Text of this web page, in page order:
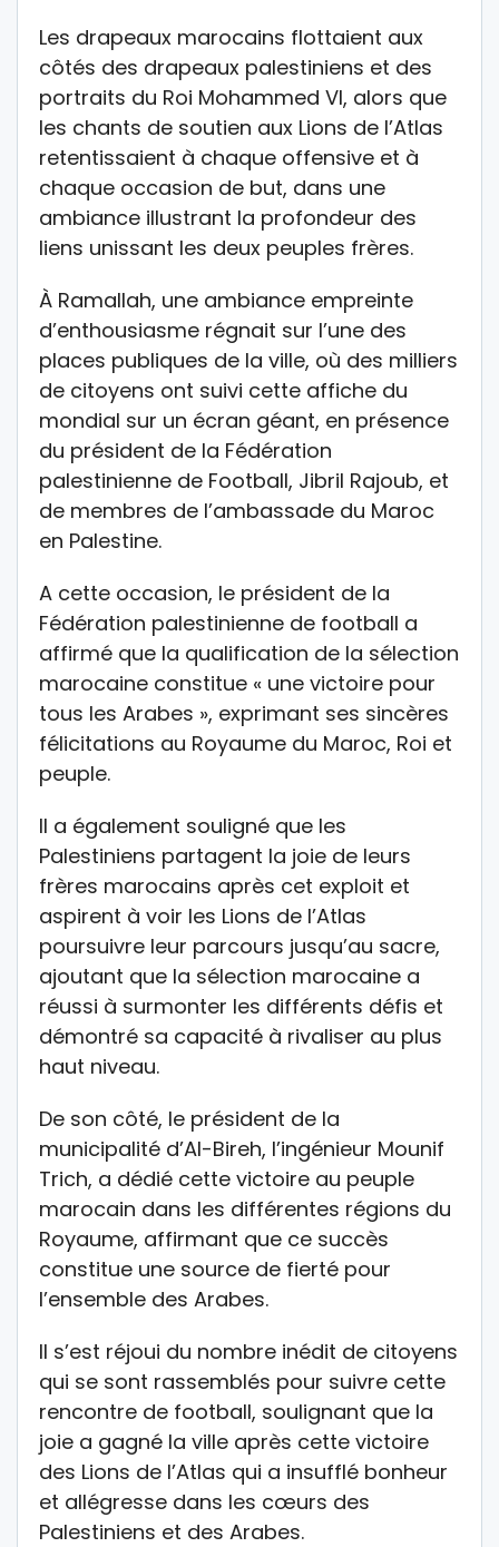
Les drapeaux marocains flottaient aux
côtés des drapeaux palestiniens et des
portraits du Roi Mohammed VI, alors que
les chants de soutien aux Lions de l’Atlas
retentissaient à chaque offensive et à
chaque occasion de but, dans une
ambiance illustrant la profondeur des
liens unissant les deux peuples frères.
À Ramallah, une ambiance empreinte
d’enthousiasme régnait sur l’une des
places publiques de la ville, où des milliers
de citoyens ont suivi cette affiche du
mondial sur un écran géant, en présence
du président de la Fédération
palestinienne de Football, Jibril Rajoub, et
de membres de l’ambassade du Maroc
en Palestine.
A cette occasion, le président de la
Fédération palestinienne de football a
affirmé que la qualification de la sélection
marocaine constitue « une victoire pour
tous les Arabes », exprimant ses sincères
félicitations au Royaume du Maroc, Roi et
peuple.
Il a également souligné que les
Palestiniens partagent la joie de leurs
frères marocains après cet exploit et
aspirent à voir les Lions de l’Atlas
poursuivre leur parcours jusqu’au sacre,
ajoutant que la sélection marocaine a
réussi à surmonter les différents défis et
démontré sa capacité à rivaliser au plus
haut niveau.
De son côté, le président de la
municipalité d’Al-Bireh, l’ingénieur Mounif
Trich, a dédié cette victoire au peuple
marocain dans les différentes régions du
Royaume, affirmant que ce succès
constitue une source de fierté pour
l’ensemble des Arabes.
Il s’est réjoui du nombre inédit de citoyens
qui se sont rassemblés pour suivre cette
rencontre de football, soulignant que la
joie a gagné la ville après cette victoire
des Lions de l’Atlas qui a insufflé bonheur
et allégresse dans les cœurs des
Palestiniens et des Arabes.